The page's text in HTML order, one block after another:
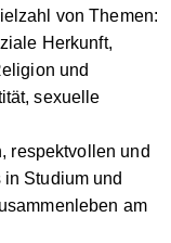
von Themen:
Herkunft,
und
sexuelle
respektvollen und
Studium und
am